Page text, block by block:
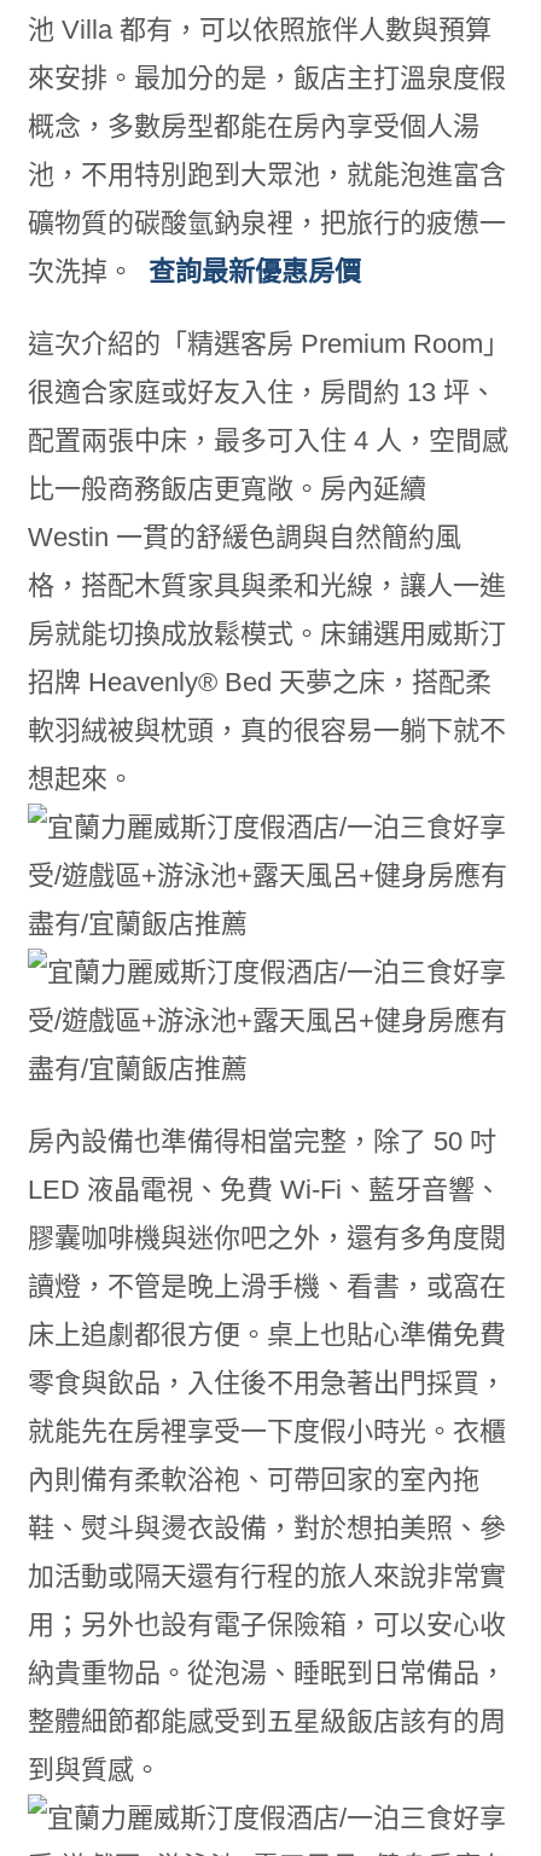
池 Villa 都有，可以依照旅伴人數與預算
來安排。最加分的是，飯店主打溫泉度假
概念，多數房型都能在房內享受個人湯
池，不用特別跑到大眾池，就能泡進富含
礦物質的碳酸氫鈉泉裡，把旅行的疲憊一
次洗掉。
查詢最新優惠房價
這次介紹的「精選客房 Premium Room」
很適合家庭或好友入住，房間約 13 坪、
配置兩張中床，最多可入住 4 人，空間感
比一般商務飯店更寬敞。房內延續
Westin 一貫的舒緩色調與自然簡約風
格，搭配木質家具與柔和光線，讓人一進
房就能切換成放鬆模式。床鋪選用威斯汀
招牌 Heavenly® Bed 天夢之床，搭配柔
軟羽絨被與枕頭，真的很容易一躺下就不
想起來。
房內設備也準備得相當完整，除了 50 吋
LED 液晶電視、免費 Wi-Fi、藍牙音響、
膠囊咖啡機與迷你吧之外，還有多角度閱
讀燈，不管是晚上滑手機、看書，或窩在
床上追劇都很方便。桌上也貼心準備免費
零食與飲品，入住後不用急著出門採買，
就能先在房裡享受一下度假小時光。衣櫃
內則備有柔軟浴袍、可帶回家的室內拖
鞋、熨斗與燙衣設備，對於想拍美照、參
加活動或隔天還有行程的旅人來說非常實
用；另外也設有電子保險箱，可以安心收
納貴重物品。從泡湯、睡眠到日常備品，
整體細節都能感受到五星級飯店該有的周
到與質感。